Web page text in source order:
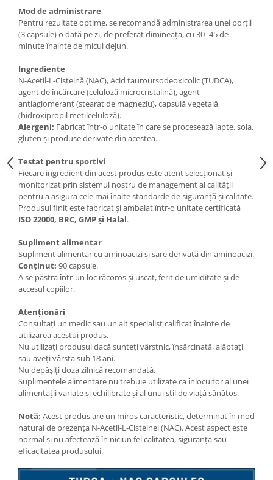
Mod de administrare
Pentru rezultate optime, se recomandă administrarea unei porții
(3 capsule) o dată pe zi, de preferat dimineața, cu 30–45 de
minute înainte de micul dejun.
Ingrediente
N-Acetil-L-Cisteină (NAC), Acid tauroursodeoxicolic (TUDCA),
agent de încărcare (celuloză microcristalină), agent
antiaglomerant (stearat de magneziu), capsulă vegetală
(hidroxipropil metilceluloză).
Alergeni: Fabricat într-o unitate în care se procesează lapte, soia,
gluten și produse derivate din acestea.
Testat pentru sportivi
Fiecare ingredient din acest produs este atent selecționat și
monitorizat prin sistemul nostru de management al calității
pentru a asigura cele mai înalte standarde de siguranță și calitate.
Produsul finit este fabricat și ambalat într-o unitate certificată
ISO 22000, BRC, GMP și Halal.
Supliment alimentar
Supliment alimentar cu aminoacizi și sare derivată din aminoacizi.
Conținut: 90 capsule.
A se păstra într-un loc răcoros și uscat, ferit de umiditate și de
accesul copiilor.
Atenționări
Consultați un medic sau un alt specialist calificat înainte de
utilizarea acestui produs.
Nu utilizați produsul dacă sunteți vârstnic, însărcinată, alăptați
sau aveți vârsta sub 18 ani.
Nu depășiți doza zilnică recomandată.
Suplimentele alimentare nu trebuie utilizate ca înlocuitor al unei
alimentații variate și echilibrate și al unui stil de viață sănătos.
Notă: Acest produs are un miros caracteristic, determinat în mod
natural de prezența N-Acetil-L-Cisteinei (NAC). Acest aspect este
normal și nu afectează în niciun fel calitatea, siguranța sau
eficacitatea produsului.